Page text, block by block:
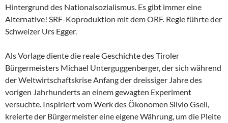
Hintergrund des Nationalsozialismus. Es gibt immer eine
Alternative! SRF-Koproduktion mit dem ORF. Regie führte der
Schweizer Urs Egger.
Als Vorlage diente die reale Geschichte des Tiroler
Bürgermeisters Michael Unterguggenberger, der sich während
der Weltwirtschaftskrise Anfang der dreissiger Jahre des
vorigen Jahrhunderts an einem gewagten Experiment
versuchte. Inspiriert vom Werk des Ökonomen Silvio Gsell,
kreierte der Bürgermeister eine eigene Währung, um die Pleite